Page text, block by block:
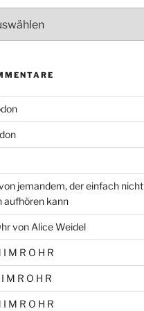
jemandem, der einfach nicht
aufhören kann
von Alice Weidel
I M R O H R
M R O H R
I M R O H R